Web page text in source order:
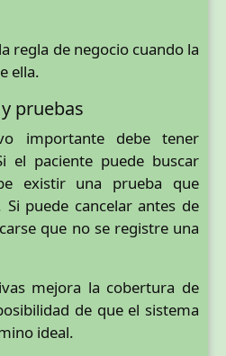
regla de negocio cuando la
ella.
pruebas
importante debe tener
el paciente puede buscar
existir una prueba que
puede cancelar antes de
que no se registre una
mejora la cobertura de
de que el sistema
ideal.